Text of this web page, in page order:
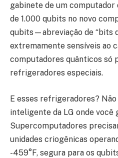
gabinete de um computador
de 1.000 qubits no novo
qubits—abreviação de “bits
extremamente sensíveis ao
computadores quânticos só
refrigeradores especiais.
E esses refrigeradores?
inteligente da LG onde você
Supercomputadores
unidades criogênicas
-459°F, segura para os